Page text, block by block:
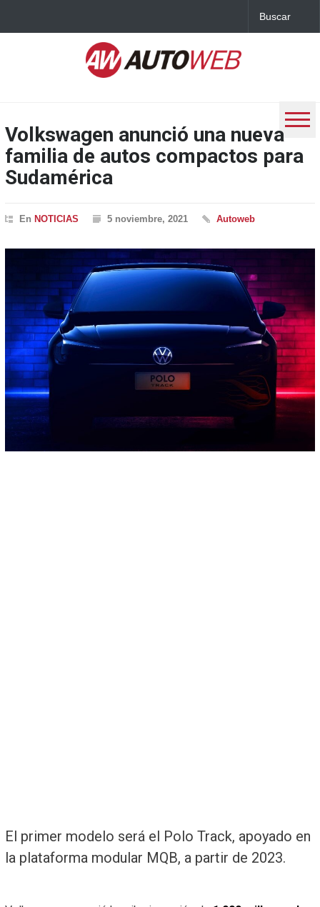
Volkswagen anunció una nueva
familia de autos compactos para
Sudamérica
En NOTICIAS 5 noviembre, 2021 Autoweb
El primer modelo será el Polo Track, apoyado en
la plataforma modular MQB, a partir de 2023.